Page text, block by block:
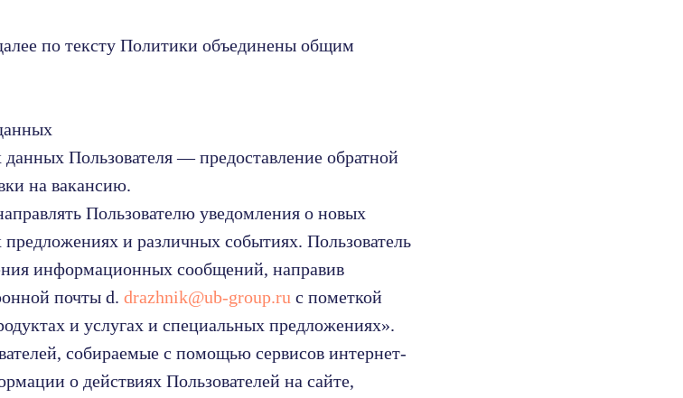
по тексту Политики объединены общим
Пользователя — предоставление обратной
на вакансию.
Пользователю уведомления о новых
и различных событиях. Пользователь
информационных сообщений, направив
почты d. drazhnik@ub-group.ru с пометкой
и услугах и специальных предложениях».
собираемые с помощью сервисов интернет-
о действиях Пользователей на сайте,